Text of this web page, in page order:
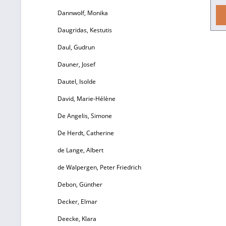
Dannwolf, Monika
Daugridas, Kestutis
Daul, Gudrun
Dauner, Josef
Dautel, Isolde
David, Marie-Hélène
De Angelis, Simone
De Herdt, Catherine
de Lange, Albert
de Walpergen, Peter Friedrich
Debon, Günther
Decker, Elmar
Deecke, Klara